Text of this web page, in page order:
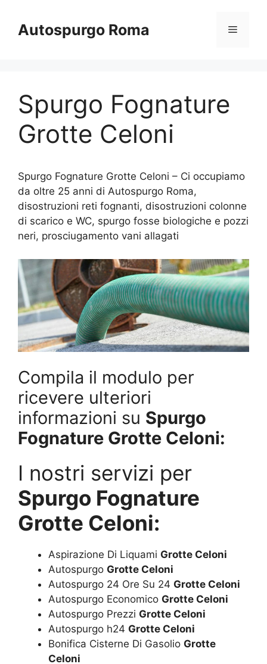
contenuto
Autospurgo Roma Menu
Spurgo Fognature
Grotte Celoni
Spurgo Fognature Grotte Celoni – Ci occupiamo
da oltre 25 anni di Autospurgo Roma,
disostruzioni reti fognanti, disostruzioni colonne
di scarico e WC, spurgo fosse biologiche e pozzi
neri, prosciugamento vani allagati
Compila il modulo per
ricevere ulteriori
informazioni su Spurgo
Fognature Grotte Celoni:
I nostri servizi per
Spurgo Fognature
Grotte Celoni:
Aspirazione Di Liquami Grotte Celoni
Autospurgo Grotte Celoni
Autospurgo 24 Ore Su 24 Grotte Celoni
Autospurgo Economico Grotte Celoni
Autospurgo Prezzi Grotte Celoni
Autospurgo h24 Grotte Celoni
Bonifica Cisterne Di Gasolio Grotte
Celoni